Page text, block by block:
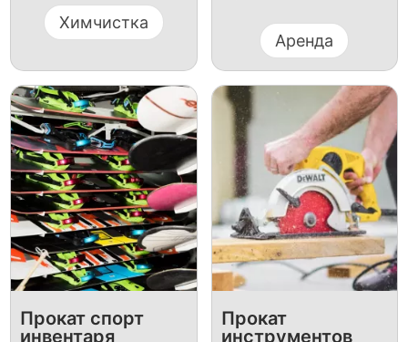
Химчистка
Аренда
Прокат спорт
инвентаря
Прокат
инструментов